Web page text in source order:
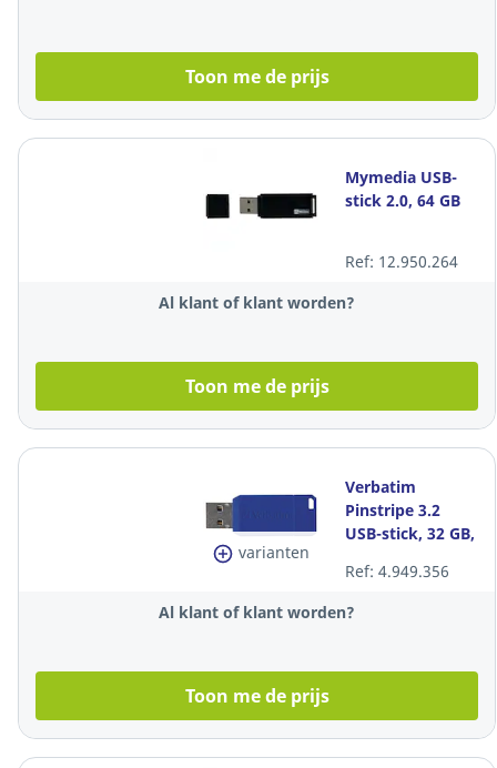
Toon me de prijs
Mymedia USB-
stick 2.0, 64 GB
Ref: 12.950.264
Al klant of klant worden?
Toon me de prijs
varianten
Verbatim
Pinstripe 3.2
USB-stick, 32 GB,
Ref: 4.949.356
Al klant of klant worden?
Toon me de prijs